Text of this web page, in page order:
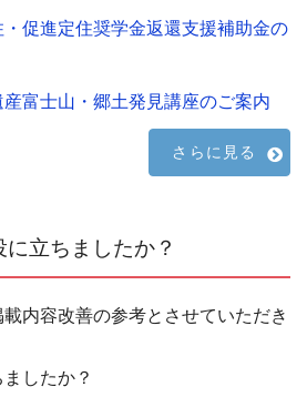
・促進定住奨学金返還支援補助金の
富士山・郷土発見講座のご案内
さらに見る
立ちましたか？
内容改善の参考とさせていただき
したか？